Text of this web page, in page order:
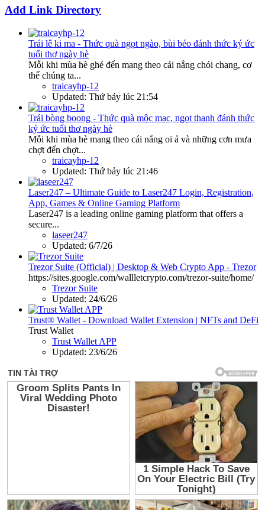
Add Link Directory
Trái lê ki ma - Thức quà ngọt ngào, bùi béo đánh thức ký ức
tuổi thơ ngày hè
Mỗi khi mùa hè ghé đến mang theo cái nắng chói chang, cơ
thể chúng ta...
traicayhp-12
Updated: Thứ bảy lúc 21:54
Trái bòng boong - Thức quà mộc mạc, ngọt thanh đánh thức
ký ức tuổi thơ ngày hè
Mỗi khi mùa hè mang theo cái nắng oi ả và những cơn mưa
chợt đến chợt...
traicayhp-12
Updated: Thứ bảy lúc 21:46
Laser247 – Ultimate Guide to Laser247 Login, Registration,
App, Games & Online Gaming Platform
Laser247 is a leading online gaming platform that offers a
secure...
laseer247
Updated: 6/7/26
Trezor Suite (Official) | Desktop & Web Crypto App - Trezor
https://sites.google.com/wallletcrypto.com/trezor-suite/home/
Trezor Suite
Updated: 24/6/26
Trust® Wallet - Download Wallet Extension | NFTs and DeFi
Trust Wallet
Trust Wallet APP
Updated: 23/6/26